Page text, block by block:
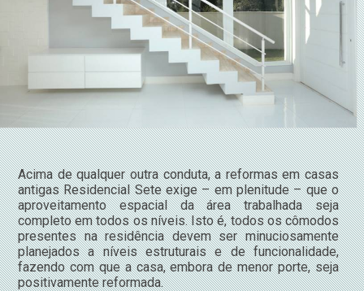
Acima de qualquer outra conduta, a reformas em casas
antigas Residencial Sete exige – em plenitude – que o
aproveitamento espacial da área trabalhada seja
completo em todos os níveis. Isto é, todos os cômodos
presentes na residência devem ser minuciosamente
planejados a níveis estruturais e de funcionalidade,
fazendo com que a casa, embora de menor porte, seja
positivamente reformada.